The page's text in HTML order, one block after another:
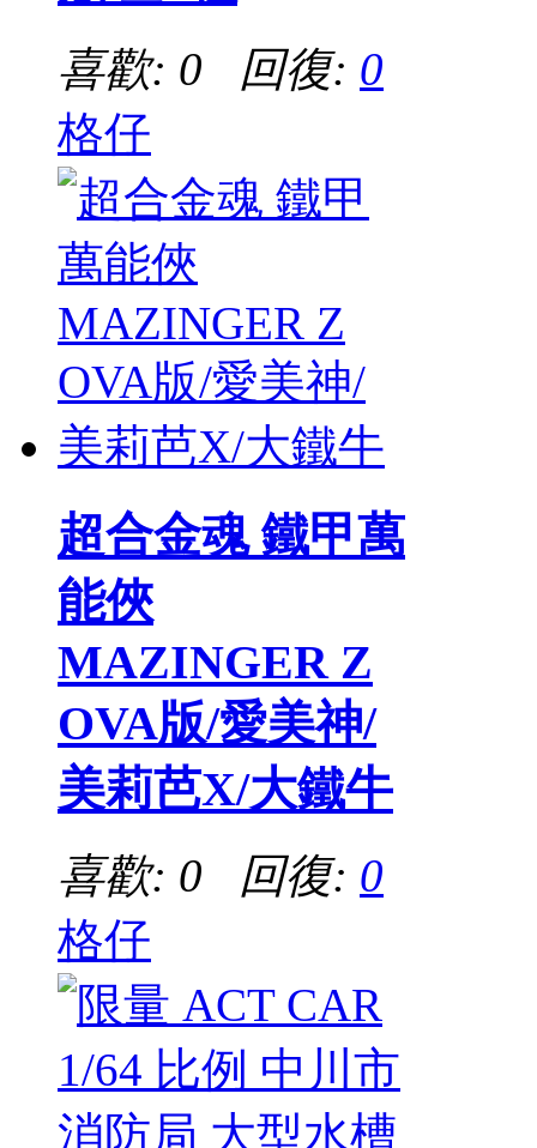
喜歡: 0 回復: 0
格仔
超合金魂 鐵甲萬
能俠
MAZINGER Z
OVA版/愛美神/
美莉芭X/大鐵牛
喜歡: 0 回復: 0
格仔